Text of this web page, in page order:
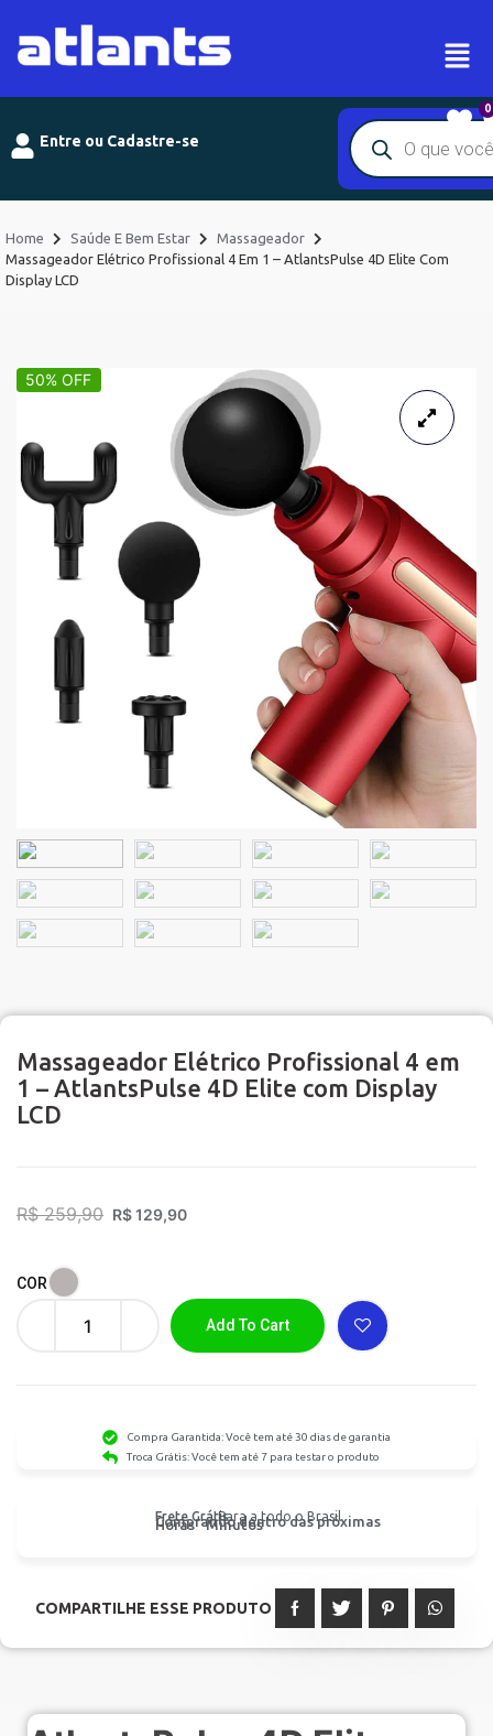
Entre ou Cadastre-se
0
Home Saúde E Bem Estar
Massageador
Massageador Elétrico Profissional 4 Em 1 – AtlantsPulse 4D Elite Com
Display LCD
50% OFF
Massageador Elétrico Profissional 4 em
1 – AtlantsPulse 4D Elite com Display
LCD
R$259,90 R$129,90
COR
Add To Cart
Compra Garantida: Você tem até 30 dias de garantia
Troca Grátis: Você tem até 7 para testar o produto
Frete GrátisPara a todo o Brasil
Comprando dentro das próximas
Horas Minutos
COMPARTILHE ESSE PRODUTO